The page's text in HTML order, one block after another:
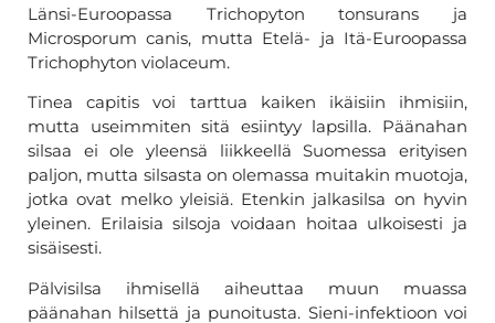
Länsi-Euroopassa Trichopyton tonsurans ja
Microsporum canis, mutta Etelä- ja Itä-Euroopassa
Trichophyton violaceum.
Tinea capitis voi tarttua kaiken ikäisiin ihmisiin,
mutta useimmiten sitä esiintyy lapsilla. Päänahan
silsaa ei ole yleensä liikkeellä Suomessa erityisen
paljon, mutta silsasta on olemassa muitakin muotoja,
jotka ovat melko yleisiä. Etenkin jalkasilsa on hyvin
yleinen. Erilaisia silsoja voidaan hoitaa ulkoisesti ja
sisäisesti.
Pälvisilsa ihmisellä aiheuttaa muun muassa
päänahan hilsettä ja punoitusta. Sieni-infektioon voi